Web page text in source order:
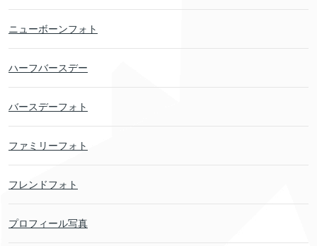
ニューボーンフォト
ハーフバースデー
バースデーフォト
ファミリーフォト
フレンドフォト
プロフィール写真